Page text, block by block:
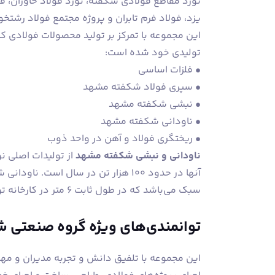
یزد، فولاد فرم تابران و پروژه مجتمع فولاد
این مجموعه با تمرکز بر تولید محصولات
تولیدی خود شده است:
• فلزات اساسی
• سپری فولاد شکفته مشهد
• نبشی شکفته مشهد
• ناودانی شکفته مشهد
• ریختگری فولاد و آهن در واحد ذوب
ناودانی و نبشی شکفته مشهد از تولیدات
آنها در حدود 100 هزار تن در سال
سبک می‌باشد که در طول ثابت 6 متر در کارخانه تولید می‌شوند.
توانمندی‌های ویژه گروه
این مجموعه با تلفیق دانش و تجربه مدیران و